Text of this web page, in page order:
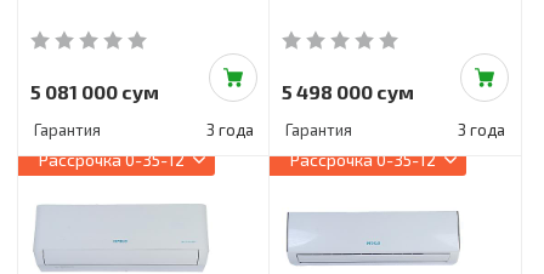
5 081 000 сум
Гарантия 3 года
5 498 000 сум
Гарантия 3 года
Рассрочка0-35-12 Рассрочка0-35-12